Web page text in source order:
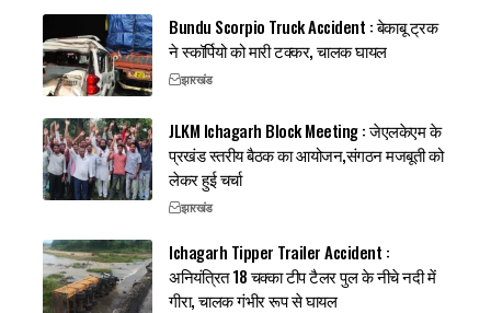
Bundu Scorpio Truck Accident : बेकाबू ट्रक
ने स्कॉर्पियो को मारी टक्कर, चालक घायल
झारखंड
JLKM Ichagarh Block Meeting : जेएलकेएम के
प्रखंड स्तरीय बैठक का आयोजन,संगठन मजबूती को
लेकर हुई चर्चा
झारखंड
Ichagarh Tipper Trailer Accident :
अनियंत्रित 18 चक्का टीप टैलर पुल के नीचे नदी में
गीरा, चालक गंभीर रूप से घायल